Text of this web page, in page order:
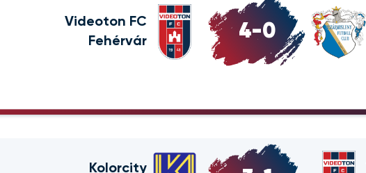
Videoton FC
Fehérvár
4-0
Kolorcity